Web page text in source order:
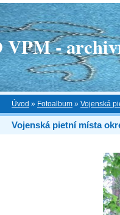
-
Úvod » Fotoalbum » Vojenská
Vojenská pietní místa